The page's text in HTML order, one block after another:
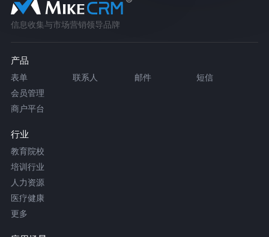
信息收集与市场营销领导品牌
产品
表单 联系人 邮件
短信
会员管理
商户平台
行业
教育院校
培训行业
人力资源
医疗健康
更多